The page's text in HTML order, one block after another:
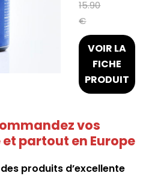
15.90
€
VOIR LA
FICHE
PRODUIT
vos
partout en Europe
des produits d’excellente